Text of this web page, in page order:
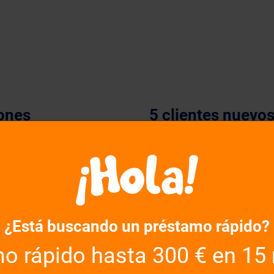
¿Está buscando un préstamo rápido?
rápido hasta 300 € en
de calidad?
5 clientes nuevos
Solicitante del
préstamo
Celia
Manu